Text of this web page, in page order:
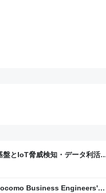
とIoT脅威検知・データ利活
Blog
Business Engineers'